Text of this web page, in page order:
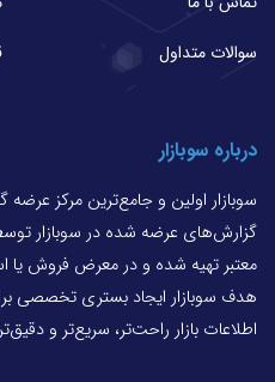
سوالات متداول
درباره سوبازار
سوبازار اولین و جامع‌ترین مرکز عرضه
گزارش‌های عرضه شده در سوبازار
معتبر تهیه شده و در معرض فروش یا
هدف سوبازار ایجاد بستری تخصصی
اطلاعات بازار راحت‌تر، سریع‌تر و